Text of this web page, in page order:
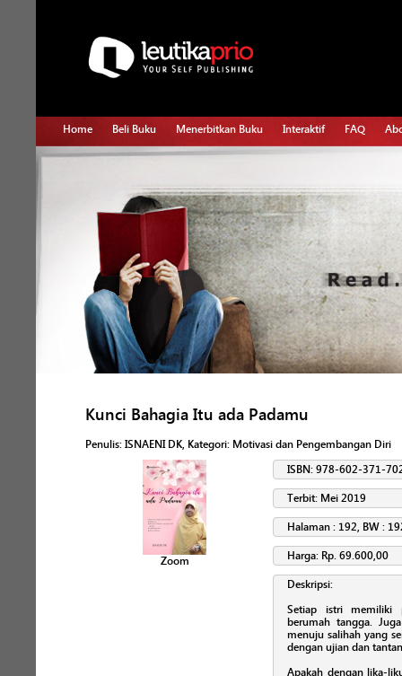
Home Beli Buku Menerbitkan Buku Interaktif FAQ
Kunci Bahagia Itu ada Padamu
Penulis: ISNAENI DK, Kategori: Motivasi dan Pengembangan Diri
Zoom
ISBN: 978-602-371-
Terbit: Mei 2019
Halaman : 192, BW :
Harga: Rp. 69.600,00
Deskripsi:
Setiap istri memiliki
berumah tangga.
menuju salihah yang
dengan ujian dan
Apakah dengan lika-